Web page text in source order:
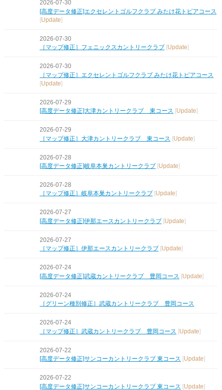
2026-07-30
[高度データ修正]エクセレントゴルフクラブ みたけ花トピアコース
[Update]
2026-07-30
［マップ修正］フェニックスカントリークラブ [Update]
2026-07-30
［マップ修正］エクセレントゴルフクラブ みたけ花トピアコース
[Update]
2026-07-29
[高度データ修正]大津カントリークラブ 東コース [Update]
2026-07-29
［マップ修正］大津カントリークラブ 東コース [Update]
2026-07-28
[高度データ修正]岐阜本巣カントリークラブ [Update]
2026-07-28
［マップ修正］岐阜本巣カントリークラブ
Update
2026-07-27
[高度データ修正]伊那エースカントリークラブ [Update]
2026-07-27
［マップ修正］伊那エースカントリークラブ
Update
2026-07-24
[高度データ修正]武蔵カントリークラブ 豊岡コース [Update]
2026-07-24
［グリーン種別修正］武蔵カントリークラブ 豊岡コース
2026-07-24
［マップ修正］武蔵カントリークラブ 豊岡コース [Update]
2026-07-22
[高度データ修正]サンコーカントリークラブ 東コース [Update]
2026-07-22
[高度データ修正]サンコーカントリークラブ 東コース [Update]